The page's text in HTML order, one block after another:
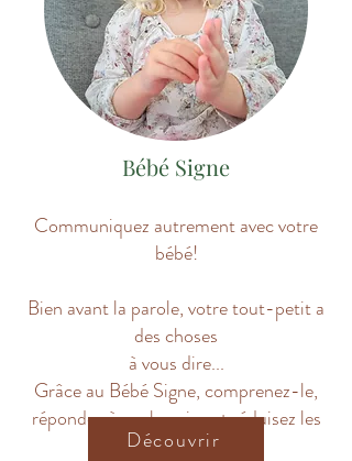
Bébé Signe
Communiquez autrement avec votre
bébé!
Bien avant la parole, votre tout-petit a
des choses
à vous dire...
Grâce au Bébé Signe, comprenez-le,
répondez à ses besoins et réduisez les
pleurs!
Découvrir